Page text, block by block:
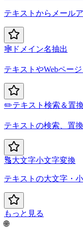
テキストからメール
🕸️ ドメイン名抽出
テキストやWebペー
✏️テキスト検索＆置換
テキストの検索、置
🔠大文字小文字変換
テキストの大文字・
もっと見る
🌐